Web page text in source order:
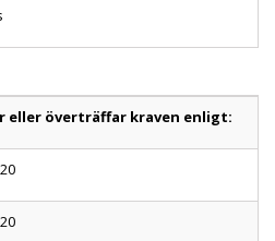
eller överträffar kraven enligt: